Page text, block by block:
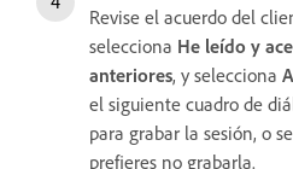
Revise el acuerdo del
selecciona He leído y
anteriores, y selecciona
el siguiente cuadro de
para grabar la sesión, o
prefieres no grabarla.